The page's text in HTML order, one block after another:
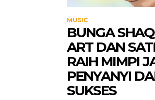
MUSIC
BUNGA
ART DAN
RAIH MIMPI
PENYANYI
SUKSES